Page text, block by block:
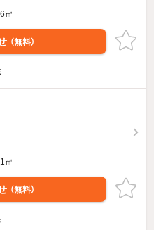
㎡
（無料）
㎡
（無料）